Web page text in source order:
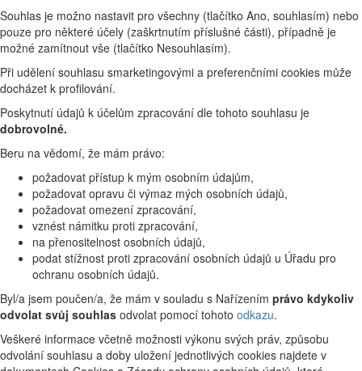
Souhlas je možno nastavit pro všechny (tlačítko Ano, souhlasím) nebo
pouze pro některé účely (zaškrtnutím příslušné části), případně je
možné zamítnout vše (tlačítko Nesouhlasím).
Při udělení souhlasu smarketingovými a preferenčními cookies může
docházet k profilování.
Poskytnutí údajů k účelům zpracování dle tohoto souhlasu je
dobrovolné.
Beru na vědomí, že mám právo:
požadovat přístup k mým osobním údajům,
požadovat opravu či výmaz mých osobních údajů,
požadovat omezení zpracování,
vznést námitku proti zpracování,
na přenositelnost osobních údajů,
podat stížnost proti zpracování osobních údajů u Úřadu pro
ochranu osobních údajů.
Byl/a jsem poučen/a, že mám v souladu s Nařízením právo kdykoliv
odvolat svůj souhlas odvolat pomocí tohoto odkazu.
Veškeré informace včetně možnosti výkonu svých práv, způsobu
odvolání souhlasu a doby uložení jednotlivých cookies najdete v